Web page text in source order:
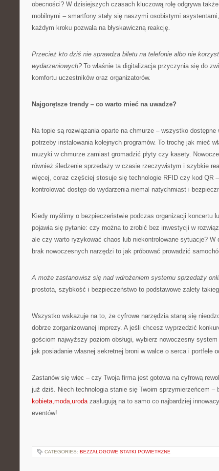
obecności? W dzisiejszych czasach kluczową rolę odgrywa
mobilnymi – smartfony stały się naszymi osobistymi
każdym kroku pozwala na błyskawiczną reakcję.
Przecież kto dziś nie sprawdza biletu na telefonie albo nie
wydarzeniowych? To właśnie ta digitalizacja przyczynia się do
komfortu uczestników oraz organizatorów.
Najgorętsze trendy – co warto mieć na uwadze?
Na topie są rozwiązania oparte na chmurze – wszystko
potrzeby instalowania kolejnych programów. To trochę jak mieć
muzyki w chmurze zamiast gromadzić płyty czy kasety.
również śledzenie sprzedaży w czasie rzeczywistym i szybkie
więcej, coraz częściej stosuje się technologie RFID czy kod QR
kontrolować dostęp do wydarzenia niemal natychmiast i
Kiedy myślimy o bezpieczeństwie podczas organizacji koncertu
pojawia się pytanie: czy można to zrobić bez inwestycji w
ale czy warto ryzykować chaos lub niekontrolowane sytuacje? W
brak nowoczesnych narzędzi to jak próbować prowadzić
A może zastanowisz się nad wdrożeniem systemu sprzedaży
prostota, szybkość i bezpieczeństwo to podstawowe zalety
Wszystko wskazuje na to, że cyfrowe narzędzia staną się
dobrze zorganizowanej imprezy. A jeśli chcesz wyprzedzić
gościom najwyższy poziom obsługi, wybierz nowoczesny
jak posiadanie własnej sekretnej broni w walce o serca i portfele
Zastanów się więc – czy Twoja firma jest gotowa na cyfrową
już dziś. Niech technologia stanie się Twoim sprzymierzeńcem –
kobieta,moda,urodazasługują na to samo co najbardziej
eventów!
CATEGORIES: BEZZAŁOGOWE STATKI POWIETRZNE